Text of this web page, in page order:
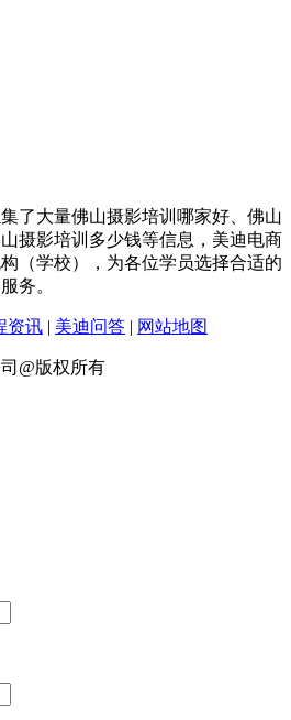
了大量佛山摄影培训哪家好、佛山
摄影培训多少钱等信息，美迪电商
（学校），为各位学员选择合适的
务。
资讯 | 美迪问答 | 网站地图
@版权所有